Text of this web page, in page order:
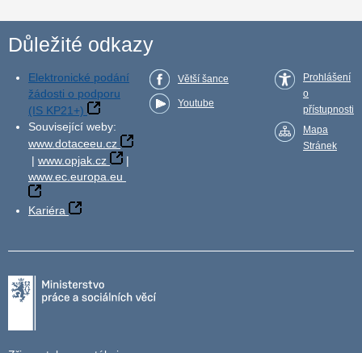
Důležité odkazy
Elektronické podání
žádosti o podporu
(IS KP21+)
Související weby:
www.dotaceeu.cz
| www.opjak.cz
|
www.ec.europa.eu
Kariéra
Větší šance
Youtube
Prohlášení
o
přístupnosti
Mapa
Stránek